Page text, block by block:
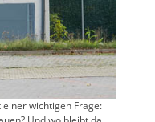
wichtigen Frage: